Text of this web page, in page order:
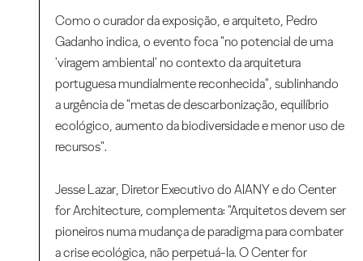
Como o curador da exposição, e arquiteto, Pedro
Gadanho indica, o evento foca "no potencial de uma
'viragem ambiental' no contexto da arquitetura
portuguesa mundialmente reconhecida", sublinhando
a urgência de "metas de descarbonização, equilíbrio
ecológico, aumento da biodiversidade e menor uso de
recursos".
Jesse Lazar, Diretor Executivo do AIANY e do Center
for Architecture, complementa: "Arquitetos devem ser
pioneiros numa mudança de paradigma para combater
a crise ecológica, não perpetuá-la. O Center for